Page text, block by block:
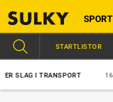
SPORT
I TRANSPORT 16:18
STARTLISTOR